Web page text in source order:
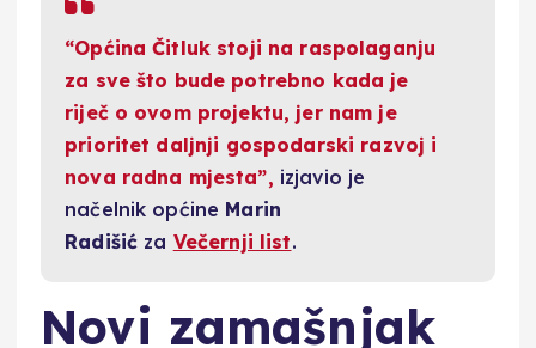
“Općina Čitluk stoji na raspolaganju
za sve što bude potrebno kada je
riječ o ovom projektu, jer nam je
prioritet daljnji gospodarski razvoj i
nova radna mjesta”, izjavio je
načelnik općine Marin
Radišić za Večernji list.
Novi zamašnjak